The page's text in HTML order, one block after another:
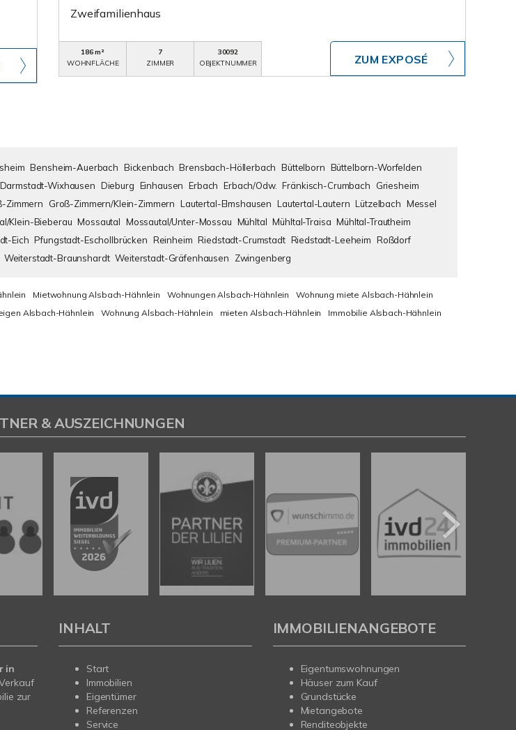
Zweifamilienhaus
186 m²
WOHNFLÄCHE
7
ZIMMER
30092
OBJEKTNUMMER
ZUM EXPOSÉ
Bensheim-Auerbach Bickenbach Brensbach-Höllerbach Büttelborn Büttelborn-Worfelden
Darmstadt-Wixhausen Dieburg Einhausen Erbach Erbach/Odw. Fränkisch-Crumbach
Griesheim
Zimmern Groß-Zimmern/Klein-Zimmern Lautertal-Elmshausen Lautertal-Lautern Lützelbach Messel
Klein-Bieberau Mossautal Mossautal/Unter-Mossau Mühltal Mühltal-Traisa Mühltal-Trautheim
Eich Pfungstadt-Eschollbrücken Reinheim Riedstadt-Crumstadt Riedstadt-Leeheim Roßdorf
Weiterstadt-Braunshardt Weiterstadt-Gräfenhausen Zwingenberg
Mietwohnung Alsbach-Hähnlein Wohnungen Alsbach-Hähnlein
Wohnung miete Alsbach-Hähnlein
Alsbach-Hähnlein Wohnung Alsbach-Hähnlein mieten Alsbach-Hähnlein
Immobilie Alsbach-Hähnlein
& AUSZEICHNUNGEN
in
zur
INHALT
Start
Immobilien
Eigentümer
Referenzen
Service
IMMOBILIENANGEBOTE
Eigentumswohnungen
Häuser zum Kauf
Grundstücke
Mietangebote
Renditeobjekte